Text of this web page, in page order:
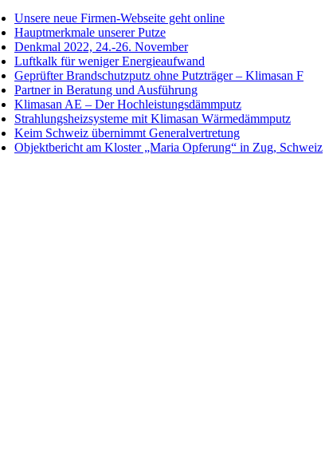
Unsere neue Firmen-Webseite geht online
Hauptmerkmale unserer Putze
Denkmal 2022, 24.-26. November
Luftkalk für weniger Energieaufwand
Geprüfter Brandschutzputz ohne Putzträger – Klimasan F
Partner in Beratung und Ausführung
Klimasan AE – Der Hochleistungsdämmputz
Strahlungsheizsysteme mit Klimasan Wärmedämmputz
Keim Schweiz übernimmt Generalvertretung
Objektbericht am Kloster „Maria Opferung“ in Zug, Schweiz